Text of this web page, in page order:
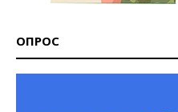
ОПРОС